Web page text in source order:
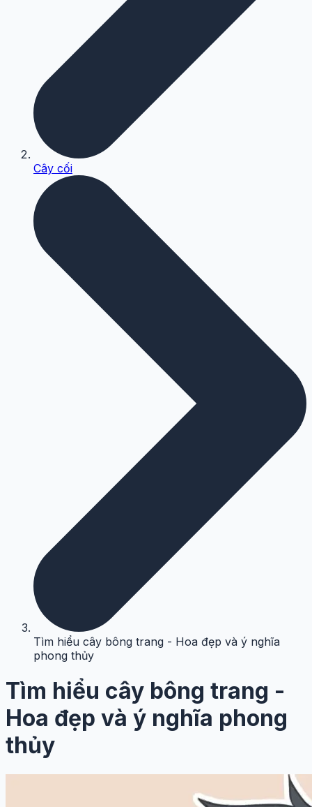
Cây cối
Tìm hiểu cây bông trang - Hoa đẹp và ý nghĩa
phong thủy
Tìm hiểu cây bông trang -
Hoa đẹp và ý nghĩa phong
thủy